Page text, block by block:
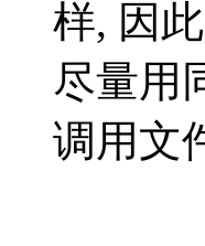
样, 因
尽量用
调用文